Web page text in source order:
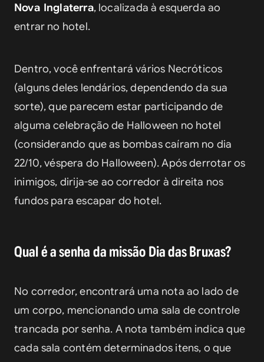
Nova Inglaterra, localizada à esquerda ao
entrar no hotel.
Dentro, você enfrentará vários Necróticos
(alguns deles lendários, dependendo da sua
sorte), que parecem estar participando de
alguma celebração de Halloween no hotel
(considerando que as bombas caíram no dia
22/10, véspera do Halloween). Após derrotar os
inimigos, dirija-se ao corredor à direita nos
fundos para escapar do hotel.
Qual é a senha da missão Dia das Bruxas?
No corredor, encontrará uma nota ao lado de
um corpo, mencionando uma sala de controle
trancada por senha. A nota também indica que
cada sala contém determinados itens, o que